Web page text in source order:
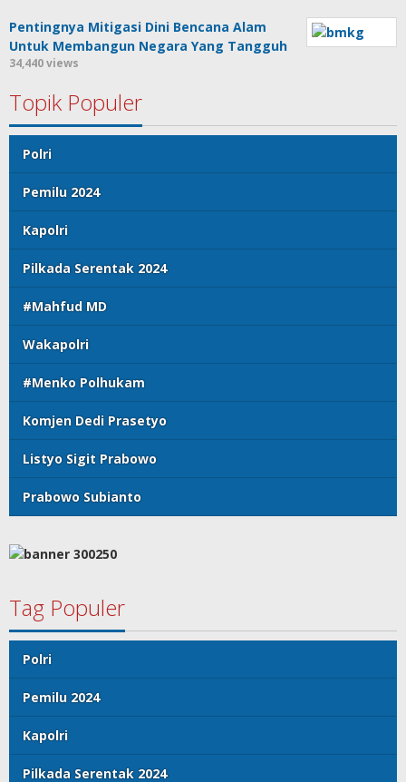
Pentingnya Mitigasi Dini Bencana Alam
Untuk Membangun Negara Yang Tangguh
34,440 views
Topik Populer
Polri
Pemilu 2024
Kapolri
Pilkada Serentak 2024
#Mahfud MD
Wakapolri
#Menko Polhukam
Komjen Dedi Prasetyo
Listyo Sigit Prabowo
Prabowo Subianto
Tag Populer
Polri
Pemilu 2024
Kapolri
Pilkada Serentak 2024